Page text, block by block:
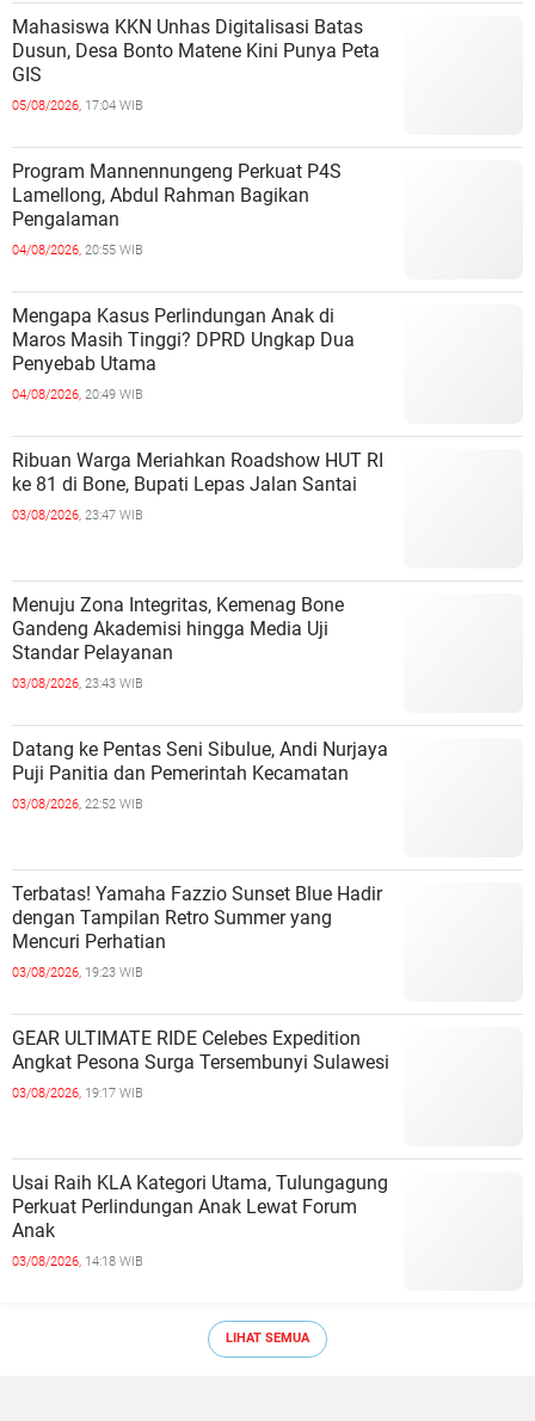
Mahasiswa KKN Unhas Digitalisasi Batas
Dusun, Desa Bonto Matene Kini Punya Peta
GIS
05/08/2026, 17:04 WIB
Program Mannennungeng Perkuat P4S
Lamellong, Abdul Rahman Bagikan
Pengalaman
04/08/2026, 20:55 WIB
Mengapa Kasus Perlindungan Anak di
Maros Masih Tinggi? DPRD Ungkap Dua
Penyebab Utama
04/08/2026, 20:49 WIB
Ribuan Warga Meriahkan Roadshow HUT RI
ke 81 di Bone, Bupati Lepas Jalan Santai
03/08/2026, 23:47 WIB
Menuju Zona Integritas, Kemenag Bone
Gandeng Akademisi hingga Media Uji
Standar Pelayanan
03/08/2026, 23:43 WIB
Datang ke Pentas Seni Sibulue, Andi Nurjaya
Puji Panitia dan Pemerintah Kecamatan
03/08/2026, 22:52 WIB
Terbatas! Yamaha Fazzio Sunset Blue Hadir
dengan Tampilan Retro Summer yang
Mencuri Perhatian
03/08/2026, 19:23 WIB
GEAR ULTIMATE RIDE Celebes Expedition
Angkat Pesona Surga Tersembunyi Sulawesi
03/08/2026, 19:17 WIB
Usai Raih KLA Kategori Utama, Tulungagung
Perkuat Perlindungan Anak Lewat Forum
Anak
03/08/2026, 14:18 WIB
LIHAT SEMUA